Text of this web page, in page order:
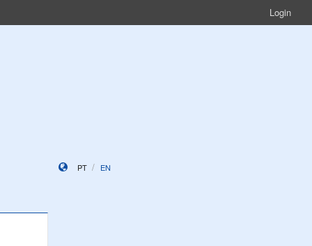
Login
PT EN